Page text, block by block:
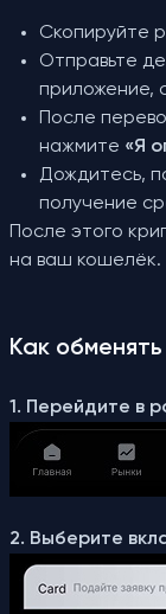
Скопируйте
Отправьте
приложение,
После
нажмите «Я
Дождитесь,
получение
После этого
на ваш кошелёк.
Как
1. Перейдите в
2. Выберите